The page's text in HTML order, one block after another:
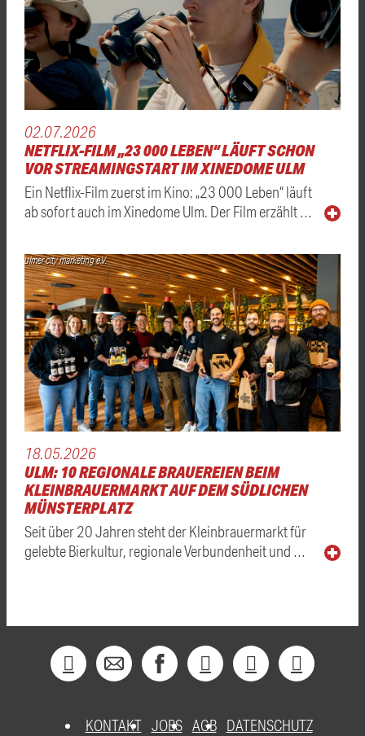
02.07.2026
NETFLIX-FILM „23 000 LEBEN“ LÄUFT SCHON
VOR STREAMINGSTART IM XINEDOME ULM
Ein Netflix-Film zuerst im Kino: „23 000 Leben“ läuft
ab sofort auch im Xinedome Ulm. Der Film erzählt …
ulmer city marketing e.V.
18.05.2026
ULM: 10 REGIONALE BRAUEREIEN BEIM
KLEINBRAUERMARKT AUF DEM SÜDLICHEN
MÜNSTERPLATZ
Seit über 20 Jahren steht der Kleinbrauermarkt für
gelebte Bierkultur, regionale Verbundenheit und …
KONTAKT JOBS AGB DATENSCHUTZ